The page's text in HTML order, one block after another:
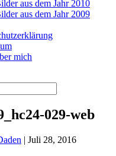
aus dem Jahr 2010
aus dem Jahr 2009
mich
029-web
| Juli 28, 2016